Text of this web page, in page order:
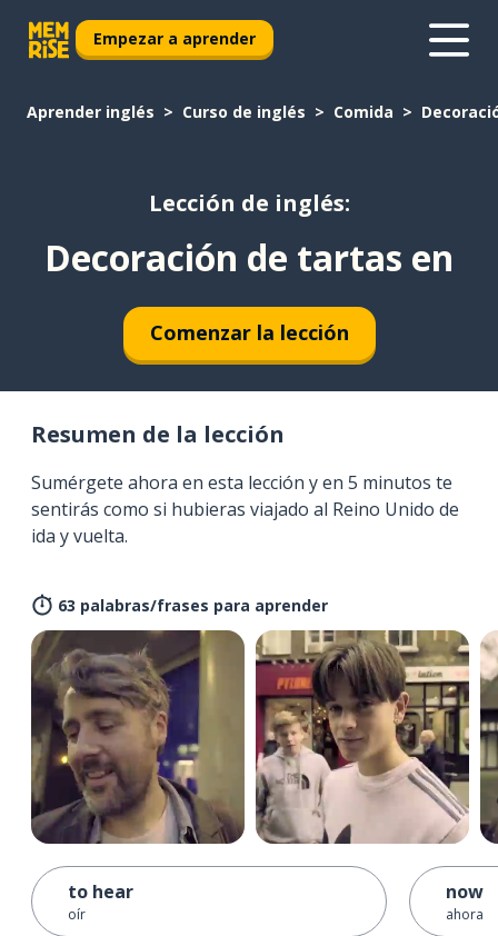
Empezar a aprender
Aprender inglés Curso de inglés Comida
Lección de inglés:
Decoración de tartas en
Comenzar la lección
Resumen de la lección
Sumérgete ahora en esta lección y en 5 minutos te
sentirás como si hubieras viajado al Reino Unido de
ida y vuelta.
63 palabras/frases para aprender
to hear
oír
now
ahora